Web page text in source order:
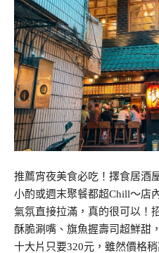
推薦宵夜美食必吃！擇食居酒
小酌或週末聚餐都超Chill～店
氣氛直接拉滿，真的很可以！
酥脆涮嘴、旗魚握壽司超鮮甜
十大片只要320元，雖然價格